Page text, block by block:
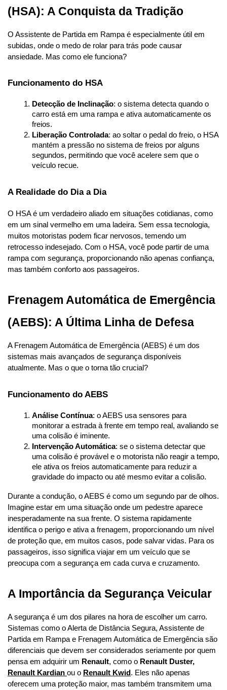
(HSA): A Conquista da Tradição
O Assistente de Partida em Rampa é especialmente útil em
subidas, onde o medo de rolar para trás pode causar
ansiedade. Mas como ele funciona?
Funcionamento do HSA
Detecção de Inclinação: o sistema detecta quando o
carro está em uma rampa e ativa automaticamente os
freios.
Liberação Controlada: ao soltar o pedal do freio, o HSA
mantém a pressão no sistema de freios por alguns
segundos, permitindo que você acelere sem que o
veículo recue.
A Realidade do Dia a Dia
O HSA é um verdadeiro aliado em situações cotidianas, como
em um sinal vermelho em uma ladeira. Sem essa tecnologia,
muitos motoristas podem ficar nervosos, temendo um
retrocesso indesejado. Com o HSA, você pode partir de uma
rampa com segurança, proporcionando não apenas confiança,
mas também conforto aos passageiros.
Frenagem Automática de Emergência
(AEBS): A Última Linha de Defesa
A Frenagem Automática de Emergência (AEBS) é um dos
sistemas mais avançados de segurança disponíveis
atualmente. Mas o que o torna tão crucial?
Funcionamento do AEBS
Análise Contínua: o AEBS usa sensores para
monitorar a estrada à frente em tempo real, avaliando se
uma colisão é iminente.
Intervenção Automática: se o sistema detectar que
uma colisão é provável e o motorista não reagir a tempo,
ele ativa os freios automaticamente para reduzir a
gravidade do impacto ou até mesmo evitar a colisão.
Durante a condução, o AEBS é como um segundo par de olhos.
Imagine estar em uma situação onde um pedestre aparece
inesperadamente na sua frente. O sistema rapidamente
identifica o perigo e ativa a frenagem, proporcionando um nível
de proteção que, em muitos casos, pode salvar vidas. Para os
passageiros, isso significa viajar em um veículo que se
preocupa com a segurança em cada curva e cruzamento.
A Importância da Segurança Veicular
A segurança é um dos pilares na hora de escolher um carro.
Sistemas como o Alerta de Distância Segura, Assistente de
Partida em Rampa e Frenagem Automática de Emergência são
diferenciais que devem ser considerados seriamente por quem
pensa em adquirir um Renault, como o Renault Duster
Renault Kardian ou o Renault Kwid . Eles não apenas
oferecem uma proteção maior, mas também transmitem uma